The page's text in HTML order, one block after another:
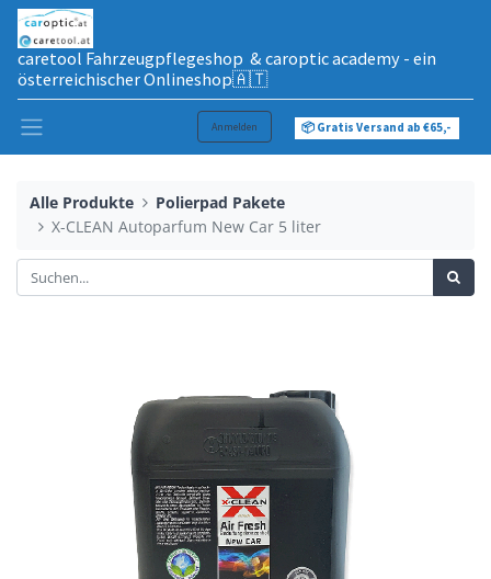
caretool Fahrzeugpflegeshop & caroptic academy - ein
österreichischer Onlineshop🇦🇹
Anmelden 📦 Gratis Versand ab €65,-
Alle Produkte
Polierpad Pakete
X-CLEAN Autoparfum New Car 5 liter